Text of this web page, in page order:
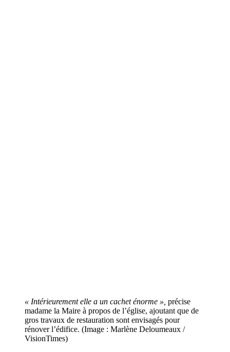
« Intérieurement elle a un cachet énorme », précise
madame la Maire à propos de l’église, ajoutant que de
gros travaux de restauration sont envisagés pour
rénover l’édifice. (Image : Marlène Deloumeaux /
VisionTimes)